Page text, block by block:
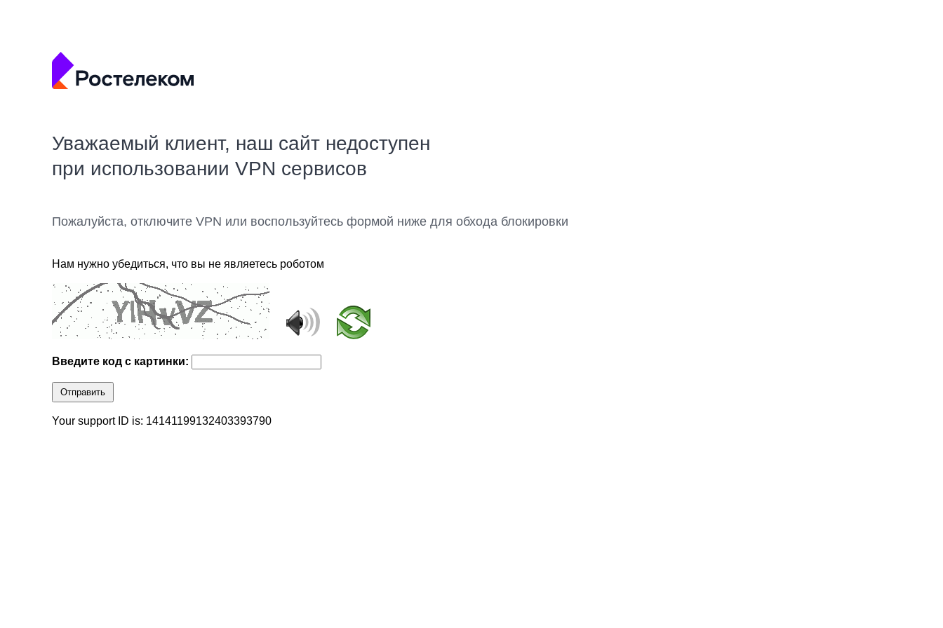
Уважаемый клиент, наш сайт недоступен
при использовании VPN сервисов
Пожалуйста, отключите VPN или воспользуйтесь формой ниже для обхода блокировки
Нам нужно убедиться, что вы не являетесь роботом
Введите код с картинки:
Отправить
Your support ID is: 14141199132403393790